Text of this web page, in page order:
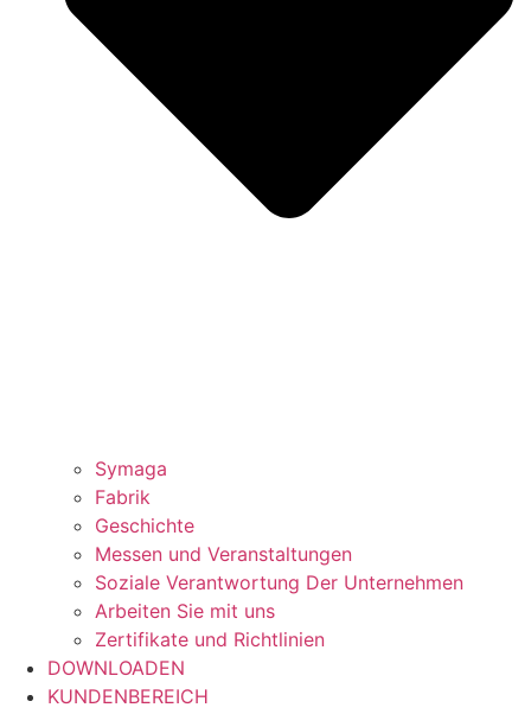
Symaga
Fabrik
Geschichte
Messen und Veranstaltungen
Soziale Verantwortung Der Unternehmen
Arbeiten Sie mit uns
Zertifikate und Richtlinien
DOWNLOADEN
KUNDENBEREICH